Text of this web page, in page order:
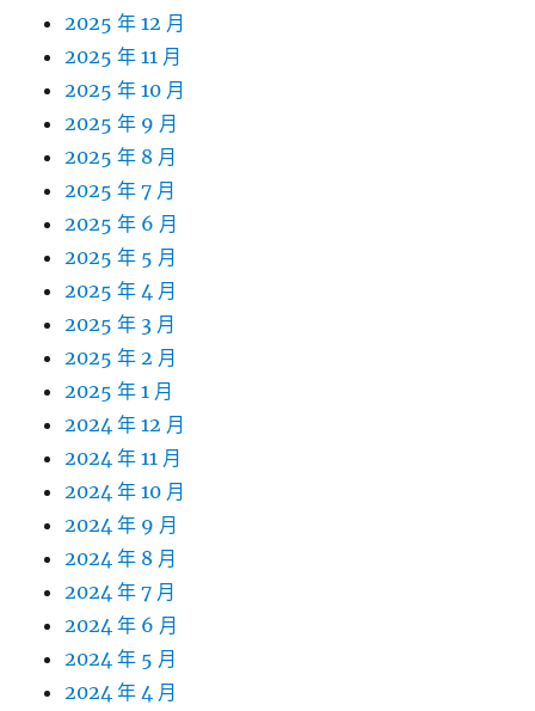
2025 年 12 月
2025 年 11 月
2025 年 10 月
2025 年 9 月
2025 年 8 月
2025 年 7 月
2025 年 6 月
2025 年 5 月
2025 年 4 月
2025 年 3 月
2025 年 2 月
2025 年 1 月
2024 年 12 月
2024 年 11 月
2024 年 10 月
2024 年 9 月
2024 年 8 月
2024 年 7 月
2024 年 6 月
2024 年 5 月
2024 年 4 月